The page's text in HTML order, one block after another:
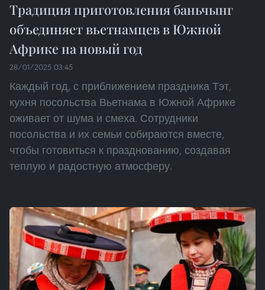
Традиция приготовления баньчынг
объединяет вьетнамцев в Южной
Африке на новый год
28/01/2025 03:45
Каждый год, с приближением праздника Тэт,
кухня посольства Вьетнама в Южной Африке
оживает от шума и смеха. Сотрудники
посольства и их семьи собираются вместе,
чтобы готовиться к празднованию, создавая
теплую и радостную атмосферу.